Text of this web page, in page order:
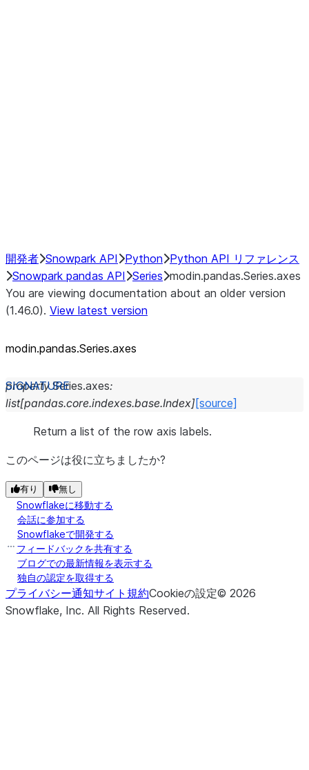
開発者 Snowpark API Python Python API リファレンス
Snowpark pandas API Series modin.pandas.Series.axes
You are viewing documentation about an older version
(1.46.0). View latest version
modin.pandas.Series.axes
property Series.axes:
list[pandas.core.indexes.base.Index][source]
Return a list of the row axis labels.
このページは役に立ちましたか?
有り 無し
Snowflakeに移動する
会話に参加する
Snowflakeで開発する
フィードバックを共有する
ブログでの最新情報を表示する
独自の認定を取得する
プライバシー通知サイト規約Cookieの設定© 2026
Snowflake, Inc. All Rights Reserved.